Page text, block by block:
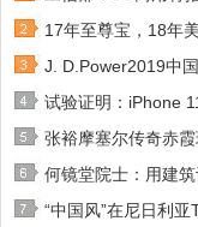
17年至尊宝，18年
J. D.Power2019中
试验证明：iPhone
张裕摩塞尔传奇赤
何镜堂院士：用建
“中国风”在尼日利亚